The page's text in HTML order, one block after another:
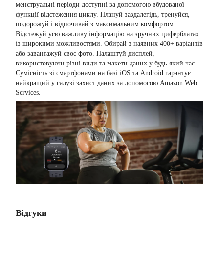
менструальні періоди доступні за допомогою вбудованої
функції відстеження циклу. Плануй заздалегідь, тренуйся,
подорожуй і відпочивай з максимальним комфортом.
Відстежуй усю важливу інформацію на зручних циферблатах
із широкими можливостями. Обирай з наявних 400+ варіантів
або завантажуй своє фото. Налаштуй дисплей,
використовуючи різні види та макети даних у будь-який час.
Сумісність зі смартфонами на базі iOS та Android гарантує
найкращий у галузі захист даних за допомогою Amazon Web
Services.
Відгуки